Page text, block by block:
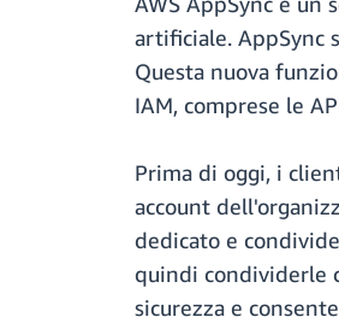
artificiale. AppSync
Questa nuova
IAM, comprese le
Prima di oggi, i
account
dedicato e
quindi condividerle
sicurezza e